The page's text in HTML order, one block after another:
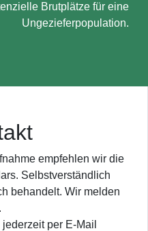
Brutplätze für eine
Ungezieferpopulation.
empfehlen wir die
Selbstverständlich
behandelt. Wir melden
per E-Mail